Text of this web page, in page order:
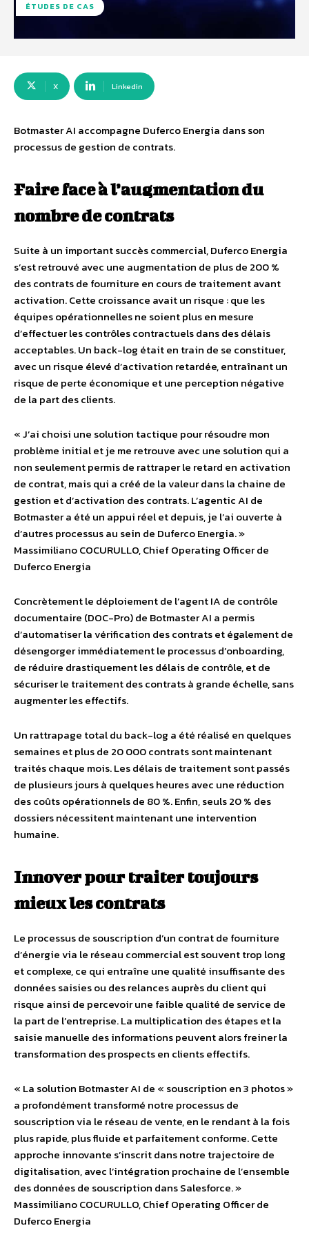
ÉTUDES DE CAS
X Linkedin
Botmaster AI accompagne Duferco Energia dans son
processus de gestion de contrats.
Faire face à l’augmentation du
nombre de contrats
Suite à un important succès commercial, Duferco Energia
s’est retrouvé avec une augmentation de plus de 200 %
des contratsde fourniture en cours de traitement avant
activation. Cette croissance avait un risque : que les
équipes opérationnelles ne soient plus en mesure
d’effectuer les contrôles contractuels dans des délais
acceptables. Un back-log était en train de se constituer,
avec un risque élevé d’activation retardée, entraînant un
risque de perte économique et une perception négative
de la part des clients.
« J’ai choisi une solution tactique pour résoudre mon
problème initial et je me retrouve avec une solution qui a
non seulement permis de rattraper le retard en activation
de contrat, mais qui a créé de la valeur dans la chaine de
gestion et d’activation des contrats. L’agentic AI de
Botmaster a été un appui réel et depuis, je l’ai ouverte à
d’autres processus au sein de Duferco Energia. »
Massimiliano COCURULLO, Chief Operating Officer de
Duferco Energia
Concrètement le déploiement de l’agent IA de contrôle
documentaire (DOC-Pro) de Botmaster AI a permis
d’automatiser la vérification des contrats et également de
désengorger immédiatement le processus d’onboarding,
de réduire drastiquement les délais de contrôle, et de
sécuriser le traitement des contrats à grande échelle, sans
augmenter les effectifs.
Un rattrapage total du back-log a été réalisé en quelques
semaines et plus de 20 000 contrats sont maintenant
traités chaque mois. Les délais de traitement sont passés
de plusieurs jours à quelques heures avec une réduction
des coûts opérationnels de 80 %. Enfin, seuls 20 % des
dossiers nécessitent maintenant une intervention
humaine.
Innover pour traiter toujours
mieux les contrats
Le processus de souscription d’un contrat de fourniture
d’énergie via le réseau commercial est souvent trop long
et complexe, ce qui entraîne une qualité insuffisante des
données saisies ou des relances auprès du client qui
risque ainsi de percevoir une faible qualité de service de
la part de l’entreprise. La multiplication des étapes et la
saisie manuelle des informations peuvent alors freiner la
transformation des prospects en clients effectifs.
« La solution Botmaster AI de « souscription en 3 photos »
a profondément transformé notre processus de
souscription via le réseau de vente, en le rendant à la fois
plus rapide, plus fluide et parfaitement conforme. Cette
approche innovante s’inscrit dans notre trajectoire de
digitalisation, avec l’intégration prochaine de l’ensemble
des données de souscription dans Salesforce. »
Massimiliano COCURULLO, Chief Operating Officer de
Duferco Energia